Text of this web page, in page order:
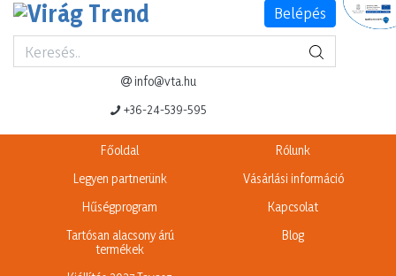
info@vta.hu
+36-24-539-595
Belépés
Főoldal
Rólunk
Legyen partnerünk
Vásárlási információ
Hűségprogram
Kapcsolat
Tartósan alacsony árú
termékek
Blog
Termék adatlap Legnépszerűbb termékeink